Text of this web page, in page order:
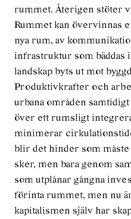
rummet. Återigen stöter
Rummet kan övervinnas
nya rum, av
infrastruktur som bäddas
landskap byts ut mot
Produktivkrafter och
urbana områden
över ett rumsligt
minimerar
blir det hinder som
sker, men bara genom
som utplånar gångna
förinta rummet, men nu
kapitalismen själv har